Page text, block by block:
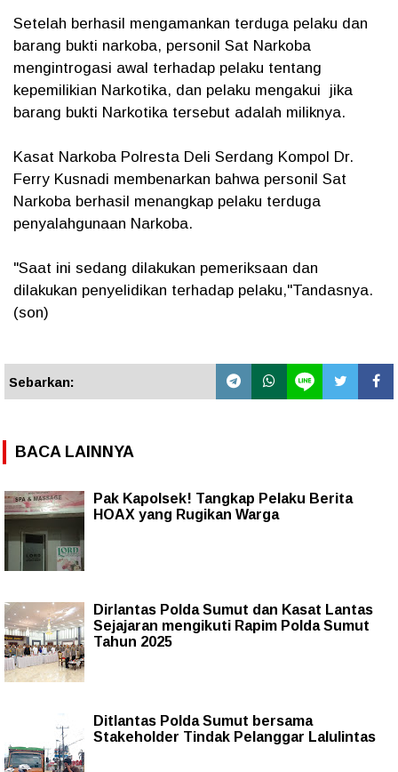
Setelah berhasil mengamankan terduga pelaku dan
barang bukti narkoba, personil Sat Narkoba
mengintrogasi awal terhadap pelaku tentang
kepemilikian Narkotika, dan pelaku mengakui jika
barang bukti Narkotika tersebut adalah miliknya.
Kasat Narkoba Polresta Deli Serdang Kompol Dr.
Ferry Kusnadi membenarkan bahwa personil Sat
Narkoba berhasil menangkap pelaku terduga
penyalahgunaan Narkoba.
"Saat ini sedang dilakukan pemeriksaan dan
dilakukan penyelidikan terhadap pelaku,"Tandasnya.
(son)
Sebarkan:
BACA LAINNYA
Pak Kapolsek! Tangkap Pelaku Berita
HOAX yang Rugikan Warga
Dirlantas Polda Sumut dan Kasat Lantas
Sejajaran mengikuti Rapim Polda Sumut
Tahun 2025
Ditlantas Polda Sumut bersama
Stakeholder Tindak Pelanggar Lalulintas